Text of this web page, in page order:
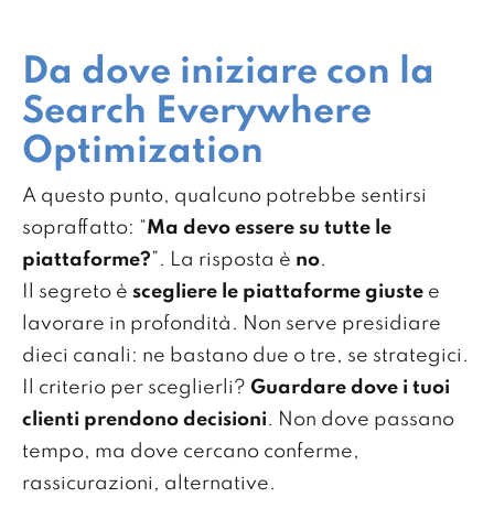
Da dove iniziare con la
Search Everywhere
Optimization
A questo punto, qualcuno potrebbe sentirsi
sopraffatto: “Ma devo essere su tutte le
piattaforme?”. La risposta è no.
Il segreto è scegliere le piattaforme giuste e
lavorare in profondità. Non serve presidiare
dieci canali: ne bastano due o tre, se strategici.
Il criterio per sceglierli? Guardare dove i tuoi
clienti prendono decisioni. Non dove passano
tempo, ma dove cercano conferme,
rassicurazioni, alternative.